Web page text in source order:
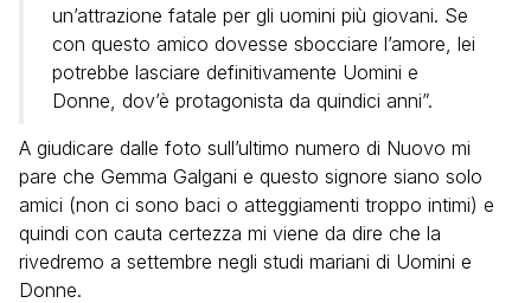
un’attrazione fatale per gli uomini più giovani. Se
con questo amico dovesse sbocciare l’amore, lei
potrebbe lasciare definitivamente Uomini e
Donne, dov’è protagonista da quindici anni”.
A giudicare dalle foto sull’ultimo numero di Nuovo mi
pare che Gemma Galgani e questo signore siano solo
amici (non ci sono baci o atteggiamenti troppo intimi) e
quindi con cauta certezza mi viene da dire che la
rivedremo a settembre negli studi mariani di Uomini e
Donne.